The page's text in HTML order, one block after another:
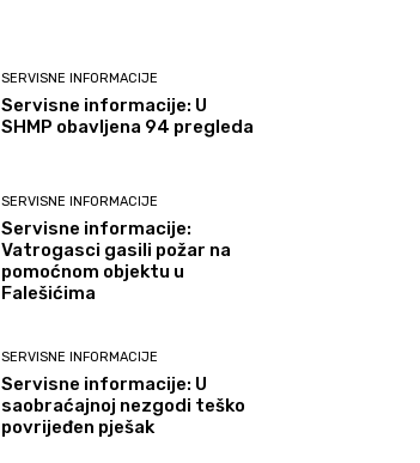
SERVISNE INFORMACIJE
Servisne informacije: U
SHMP obavljena 94 pregleda
SERVISNE INFORMACIJE
Servisne informacije:
Vatrogasci gasili požar na
pomoćnom objektu u
Falešićima
SERVISNE INFORMACIJE
Servisne informacije: U
saobraćajnoj nezgodi teško
povrijeđen pješak